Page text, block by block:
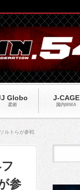
Globo
柔術
J-CAGE
国内MMA
ルトらが参戦
参